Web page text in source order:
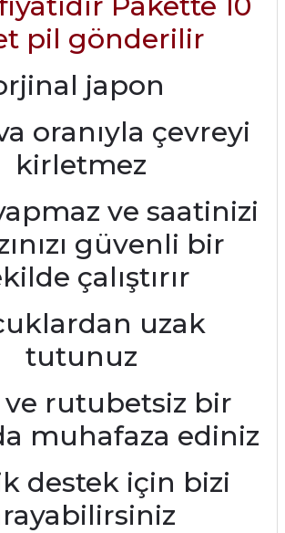
pil gönderilir
japon
oranıyla çevreyi
kirletmez
ve saatinizi
güvenli bir
çalıştırır
uzak
tutunuz
rutubetsiz bir
muhafaza ediniz
destek için bizi